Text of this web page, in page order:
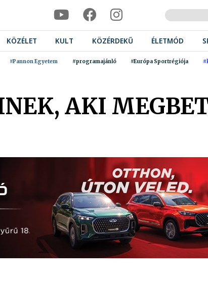
KÖZÉLET KULT KÖZÉRDEKŰ ÉLETMÓD
#Pannon Egyetem #programajánló #Európa Sportrégiója
AKI